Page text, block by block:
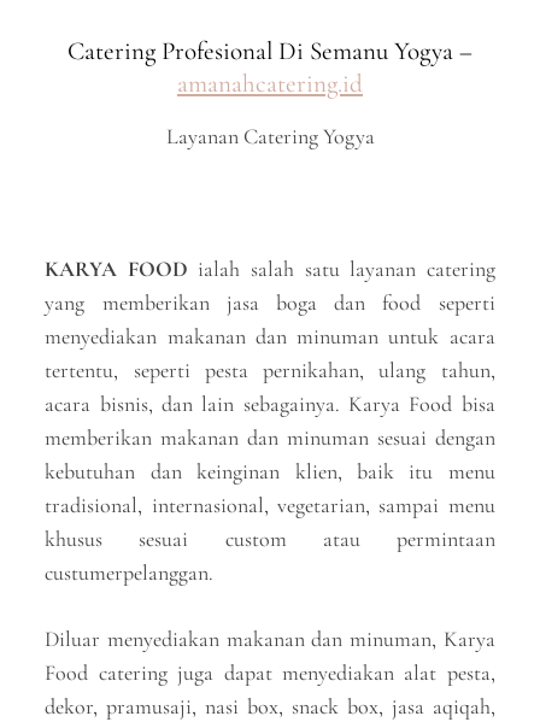
Catering Profesional Di Semanu Yogya –
amanahcatering.id
Layanan Catering Yogya
KARYA FOOD ialah salah satu layanan catering
yang memberikan jasa boga dan food seperti
menyediakan makanan dan minuman untuk acara
tertentu, seperti pesta pernikahan, ulang tahun,
acara bisnis, dan lain sebagainya. Karya Food bisa
memberikan makanan dan minuman sesuai dengan
kebutuhan dan keinginan klien, baik itu menu
tradisional, internasional, vegetarian, sampai menu
khusus sesuai custom atau permintaan
custumerpelanggan.
Diluar menyediakan makanan dan minuman, Karya
Food catering juga dapat menyediakan alat pesta,
dekor, pramusaji, nasi box, snack box, jasa aqiqah,